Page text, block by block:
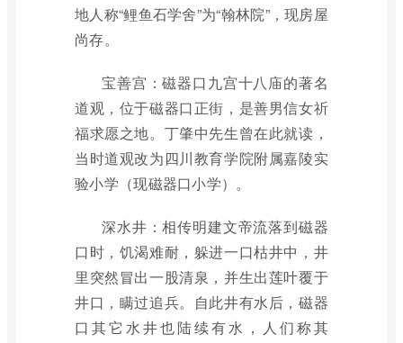
地人称“鲤鱼石学舍”为“翰林院”，现房屋
尚存。
宝善宫：磁器口九宫十八庙的著名
道观，位于磁器口正街，是善男信女祈
福求愿之地。丁肇中先生曾在此就读，
当时道观改为四川教育学院附属嘉陵实
验小学（现磁器口小学）。
深水井：相传明建文帝流落到磁器
口时，饥渴难耐，躲进一口枯井中，井
里突然冒出一股清泉，并生出莲叶覆于
井口，瞒过追兵。自此井有水后，磁器
口其它水井也陆续有水，人们称其